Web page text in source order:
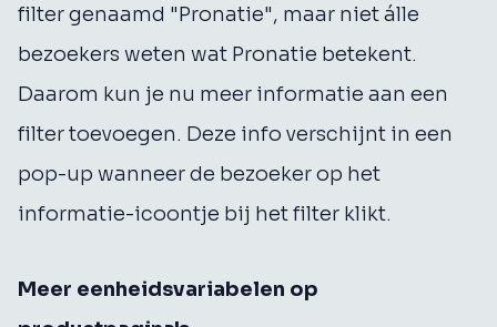
filter genaamd "Pronatie", maar niet álle
bezoekers weten wat Pronatie betekent.
Daarom kun je nu meer informatie aan een
filter toevoegen. Deze info verschijnt in een
pop-up wanneer de bezoeker op het
informatie-icoontje bij het filter klikt.
Meer eenheidsvariabelen op